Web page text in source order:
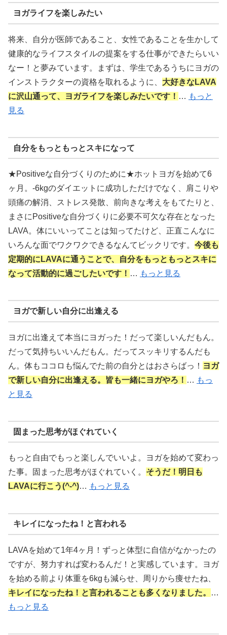
ヨガライフを楽しみたい
将来、自分が医師であること、女性であることを生かして
健康的なライフスタイルの提案をする仕事ができたらいい
なー！と夢みています。まずは、学生であるうちにヨガの
インストラクターの資格を取れるように、 大好きなLAVA
に沢山通って、ヨガライフを楽しみたいです！ … もっと
見る
自分をもっともっとスキになって
★Positiveな自分づくりのために★ホットヨガを始めて6
ヶ月。-6kgのダイエットに成功しただけでなく、肩こりや
頭痛の解消、ストレス発散、前向きな考えをもてたりと、
まさにPositiveな自分づくりに必要不可欠な存在となった
LAVA。体にいいってことは知ってたけど、正直こんなに
いろんな面でワクワクできるなんてビックリです。 今後も
定期的にLAVAに通うことで、自分をもっともっとスキに
なって活動的に過ごしたいです！ … もっと見る
ヨガで新しい自分に出逢える
ヨガに出逢えて本当にヨガった！だって楽しいんだもん。
だって気持ちいいんだもん。だってスッキリするんだも
ん。体もココロも悩んでた前の自分とはおさらばっ！ ヨガ
で新しい自分に出逢える。皆も一緒にヨガやろ！ … もっ
と見る
固まった思考がほぐれていく
もっと自由でもっと楽しんでいいよ。ヨガを始めて変わっ
た事。固まった思考がほぐれていく。 そうだ！明日も
LAVAに行こう(^-^)… もっと見る
キレイになったね！と言われる
LAVAを始めて1年4ヶ月！ずっと体型に自信がなかったの
ですが、努力すれば変わるんだ！と実感しています。ヨガ
を始める前より体重を6kgも減らせ、周りから痩せたね、
キレイになったね！と言われることも多くなりました。
…
もっと見る